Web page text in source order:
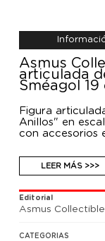
Asmus
articulada
Sméagol 19
Figura
Anillos" en
con accesorios
LEER MÁS >>>
Editorial
Asmus
CATEGORIAS